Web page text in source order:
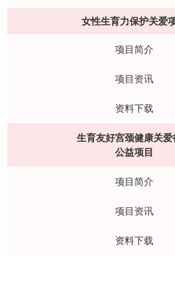
女性生育力保护关爱
项目简介
项目资讯
资料下载
生育友好宫颈健康关
公益项目
项目简介
项目资讯
资料下载